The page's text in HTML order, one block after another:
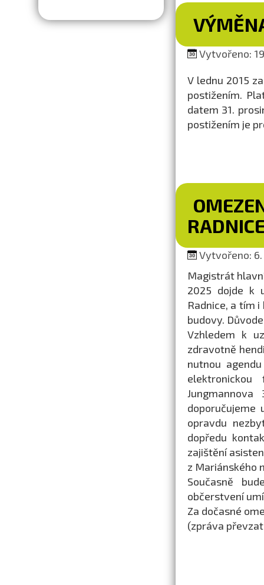
Vytvořeno:
V lednu 2015
postižením.
datem 31.
postižením je
Vytvořeno: 6.
Magistrát
2025 dojde k
Radnice, a tím
budovy.
Vzhledem k
zdravotně
nutnou
doporučujeme
opravdu
dopředu
zajištění
z Mariánského
Současně
občerstvení
Za dočasné
(zpráva